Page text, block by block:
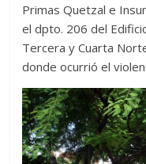
Primas Quetzal e
el dpto. 206 del
Tercera y Cuarta
donde ocurrió el